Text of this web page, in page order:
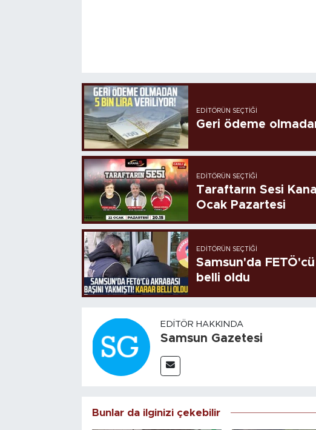
EDITÖRÜN SEÇTIĞI
Geri ödeme
EDITÖRÜN SEÇTIĞI
Taraftarın Sesi
Ocak Pazartesi
EDITÖRÜN SEÇTIĞI
Samsun'da FETÖ'cü
belli oldu
EDITÖR HAKKINDA
Samsun Gazetesi
Bunlar da ilginizi çekebilir